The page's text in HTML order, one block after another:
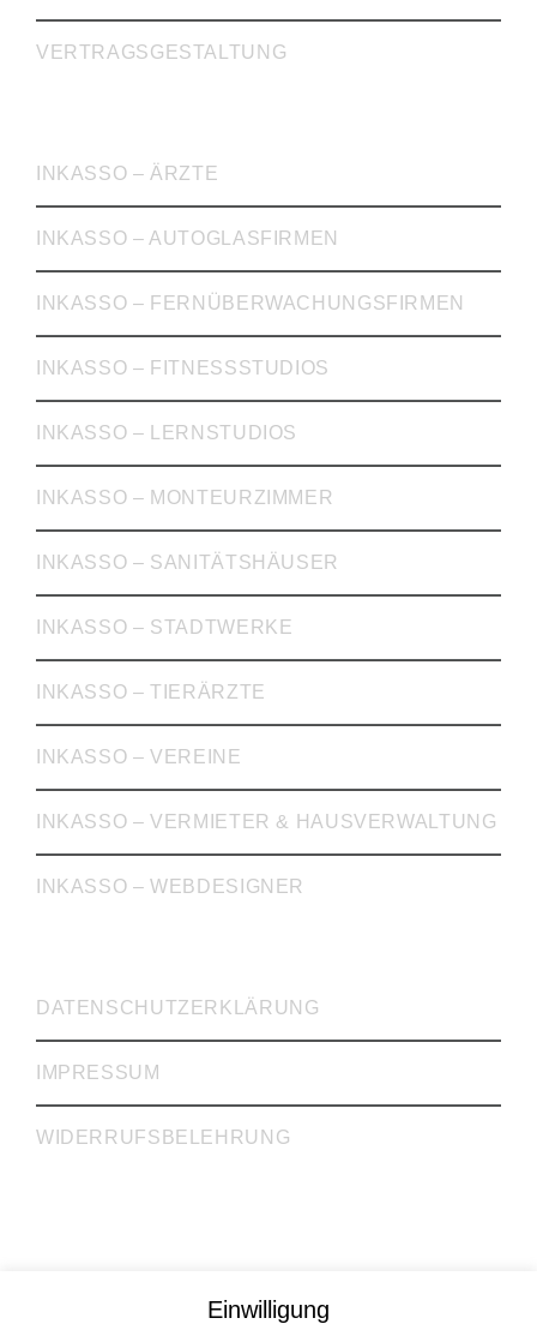
VERTRAGSGESTALTUNG
INKASSO – ÄRZTE
INKASSO – AUTOGLASFIRMEN
INKASSO – FERNÜBERWACHUNGSFIRMEN
INKASSO – FITNESSSTUDIOS
INKASSO – LERNSTUDIOS
INKASSO – MONTEURZIMMER
INKASSO – SANITÄTSHÄUSER
INKASSO – STADTWERKE
INKASSO – TIERÄRZTE
INKASSO – VEREINE
INKASSO – VERMIETER & HAUSVERWALTUNG
INKASSO – WEBDESIGNER
DATENSCHUTZERKLÄRUNG
IMPRESSUM
WIDERRUFSBELEHRUNG
Rechtsanwälte Dr. Krieg, Gill, Gehrke GbR
Rechtsberatung | Steuerberatung | Inkasso
Einwilligung